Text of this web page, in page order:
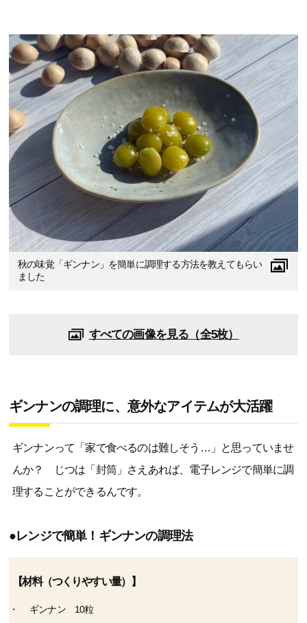
秋の味覚「ギンナン」を簡単に調理する方法を教えてもらい
ました
すべての画像を見る（全5枚）
ギンナンの調理に、意外なアイテムが大活躍
ギンナンって「家で食べるのは難しそう…」と思っていませ
んか？ じつは「封筒」さえあれば、電子レンジで簡単に調
理することができるんです。
●レンジで簡単！ギンナンの調理法​
【材料（つくりやすい量）】
ギンナン 10粒